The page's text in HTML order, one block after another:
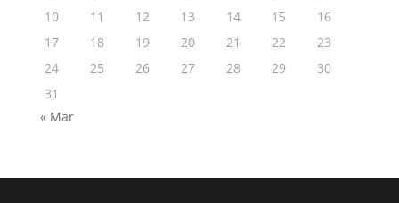
10
11 12 13 14 15
16
17
18 19 20 21 22
23
24
25 26 27 28 29
30
31
« Mar